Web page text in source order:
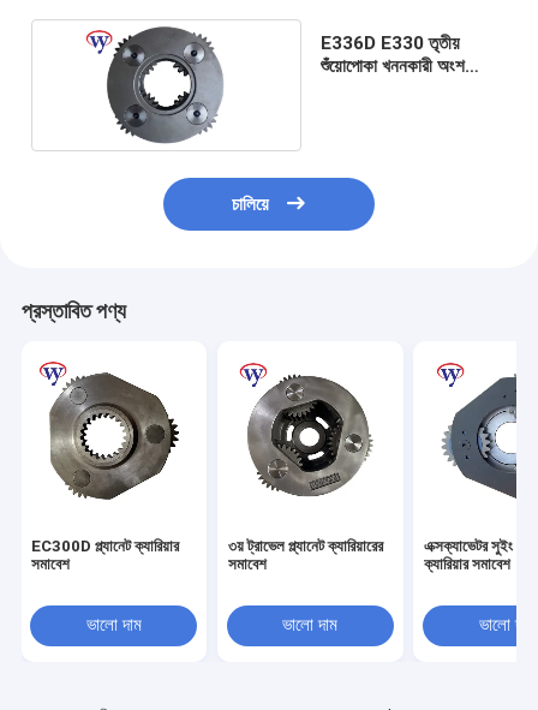
E336D E330 তৃতীয়
শুঁয়োপোকা খননকারী অংশ
চালিয়ে
প্রস্তাবিত পণ্য
EC300D প্ল্যানেট ক্যারিয়ার
সমাবেশ
ভালো দাম
৩য় ট্রাভেল প্ল্যানেট ক্যারিয়ারের
সমাবেশ
ভালো দাম
এক্সক্যাভেটর সুইং
ক্যারিয়ার সমাবেশ
ভালো দাম